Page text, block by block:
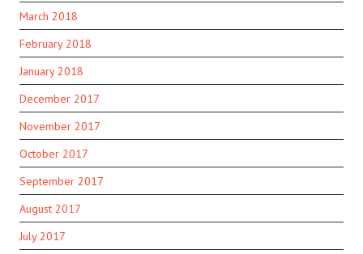
March 2018
February 2018
January 2018
December 2017
November 2017
October 2017
September 2017
August 2017
July 2017